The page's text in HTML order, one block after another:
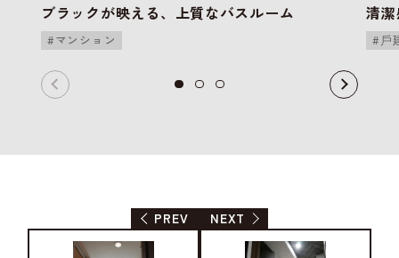
ブラックが映える、上質なバスルーム
マンション
清
⼾
PREV NEXT